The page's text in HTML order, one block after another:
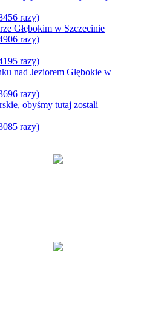
razy)
Głębokim w Szczecinie
razy)
razy)
nad Jeziorem Głębokie w
razy)
obyśmy tutaj zostali
razy)